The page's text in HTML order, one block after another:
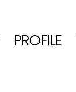
PROFILE